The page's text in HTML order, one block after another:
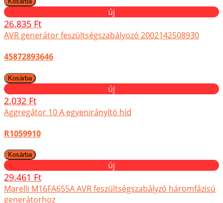
új
26.835 Ft
AVR generátor feszültségszabályozó 2002142508930
45872893646
új
2.032 Ft
Aggregátor 10 A egyenirányító híd
R1059910
új
29.461 Ft
Marelli M16FA655A AVR feszültségszabályzó háromfázisú
generátorhoz